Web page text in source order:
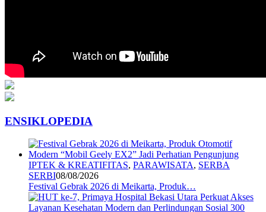
ENSIKLOPEDIA
IPTEK & KREATIFITAS, PARAWISATA, SERBA
SERBI08/08/2026
Festival Gebrak 2026 di Meikarta, Produk…